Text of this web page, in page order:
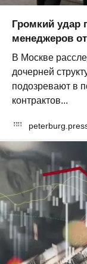
Громкий удар
менеджеров
В Москве
дочерней
подозревают в
контрактов...